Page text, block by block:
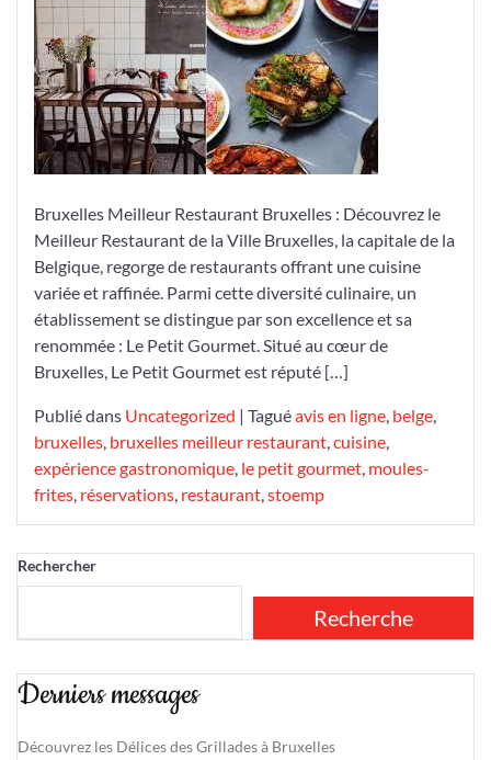
Meilleur
Restaurant
de
Bruxelles:
Le
Petit
Bruxelles Meilleur Restaurant Bruxelles : Découvrez le
Meilleur Restaurant de la Ville Bruxelles, la capitale de la
Belgique, regorge de restaurants offrant une cuisine
variée et raffinée. Parmi cette diversité culinaire, un
établissement se distingue par son excellence et sa
renommée : Le Petit Gourmet. Situé au cœur de
Bruxelles, Le Petit Gourmet est réputé […]
Publié dans Uncategorized | Taguéavis en ligne, belge,
bruxelles, bruxelles meilleur restaurant,cuisine,
expérience gastronomique, le petit gourmet, moules-
frites, réservations, restaurant,stoemp
Rechercher
Recherche
Derniers messages
Découvrez les Délices des Grillades à Bruxelles